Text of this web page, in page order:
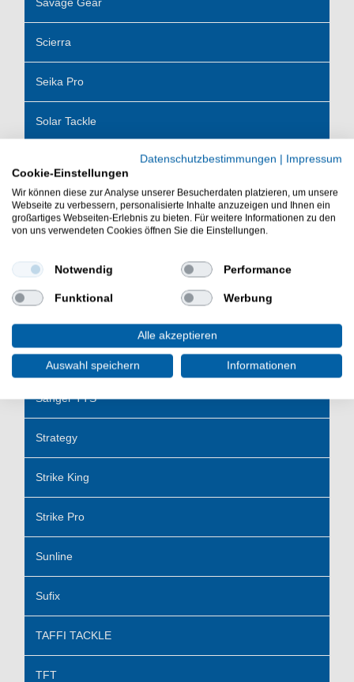
Scierra
Seika Pro
Solar Tackle
Sonik
Spomb
Spro Freestyle
Sänger TTS
Strategy
Strike King
Strike Pro
Sunline
Sufix
TAFFI TACKLE
TFT
Datenschutzbestimmungen | Impressum
Cookie-Einstellungen
Wir können diese zur Analyse unserer Besucherdaten platzieren, um unsere
Webseite zu verbessern, personalisierte Inhalte anzuzeigen und Ihnen ein
großartiges Webseiten-Erlebnis zu bieten. Für weitere Informationen zu den
von uns verwendeten Cookies öffnen Sie die Einstellungen.
Notwendig Performance
Funktional Werbung
Alle akzeptieren
Auswahl speichern Informationen